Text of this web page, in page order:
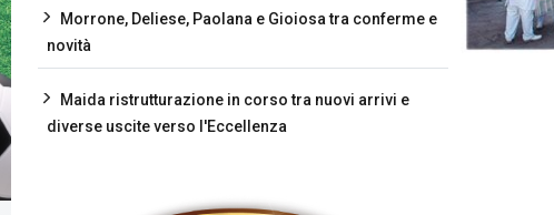
Morrone, Deliese, Paolana e Gioiosa tra conferme e
novità
Maida ristrutturazione in corso tra nuovi arrivi e
diverse uscite verso l'Eccellenza